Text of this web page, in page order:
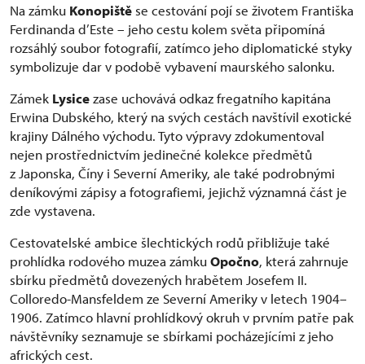
Na zámku Konopiště se cestování pojí se životem Františka
Ferdinanda d’Este – jeho cestu kolem světa připomíná
rozsáhlý soubor fotografií, zatímco jeho diplomatické styky
symbolizuje dar v podobě vybavení maurského salonku.
Zámek Lysicezase uchovává odkaz fregatního kapitána
Erwina Dubského, který na svých cestách navštívil exotické
krajiny Dálného východu. Tyto výpravy zdokumentoval
nejen prostřednictvím jedinečné kolekce předmětů
z Japonska, Číny i Severní Ameriky, ale také podrobnými
deníkovými zápisy a fotografiemi, jejichž významná část je
zde vystavena.
Cestovatelské ambice šlechtických rodů přibližuje také
prohlídka rodového muzea zámkuOpočno, která zahrnuje
sbírku předmětů dovezených hrabětem Josefem II.
Colloredo-Mansfeldem ze Severní Ameriky v letech 1904–
1906. Zatímco hlavní prohlídkový okruh v prvním patře pak
návštěvníky seznamuje se sbírkami pocházejícími z jeho
afrických cest.